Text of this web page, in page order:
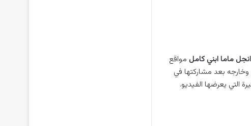
انجل ماما ابني كامل مواقع
وخارجه بعد مشاركتها في
التي يعرضها الفيديو.